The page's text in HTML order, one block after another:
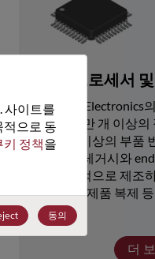
프로세서
Rochester Electronics
오는 7600만 개 이상의
15,000개 이상의 부품
사는 많은 레거시와
서를 지속적으로 제조
취득, 뱅크, 제품 복제
다.
더
사이트를
으로 동
키 정책을
동의